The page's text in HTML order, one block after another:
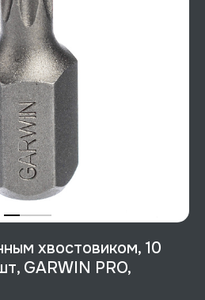
хвостовиком, 10
GARWIN PRO,